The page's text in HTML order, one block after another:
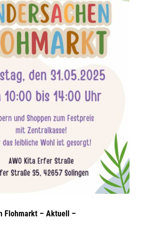
Flohmarkt – Aktuell –